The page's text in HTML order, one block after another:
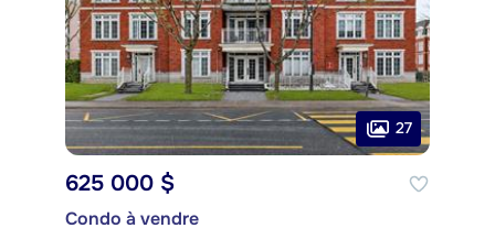
27
625 000 $
Condo à vendre